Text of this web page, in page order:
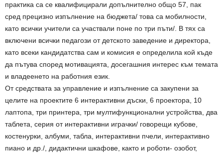
практика са се квалифицирали допълнително общо 57, пак
сред прецизно изпълнение на бюджета/ това са мобилности,
като всички учители са участвали поне по три пъти/. В тях са
включени всички педагози от детското заведение и директора,
като всеки кандидатства сам и комисия е определила кой къде
да пътува според мотивацията, досегашния интерес към темата
и владеенето на работния език.
От средствата за управление и изпълнение са закупени за
целите на проектите 6 интерактивни дъски, 6 проектора, 10
лаптопа, три принтера, три мултифункционални устройства, два
таблета, серия от интерактивни играчки/ говорещи кубове,
костенурки, албуми, табла, интерактивни пчели, интерактивно
пиано и др./, дидактични шкафове, както и роботи- озобот,